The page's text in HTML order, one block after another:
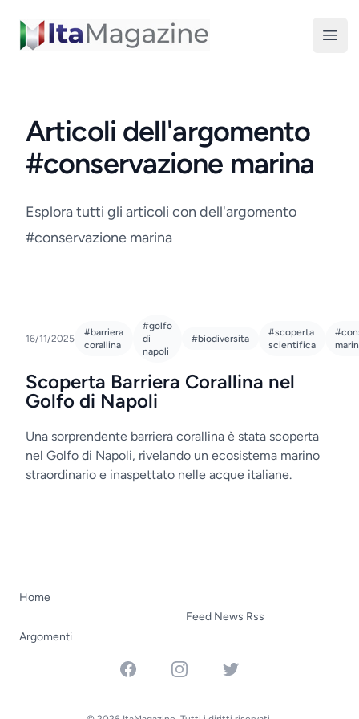
ItaMagazine
Articoli dell'argomento
#conservazione marina
Esplora tutti gli articoli con dell'argomento
#conservazione marina
16/11/2025
#barriera
corallina
#golfo
di
napoli
#biodiversita
#scoperta
scientifica
Scoperta Barriera Corallina nel
Golfo di Napoli
Una sorprendente barriera corallina è stata scoperta
nel Golfo di Napoli, rivelando un ecosistema marino
straordinario e inaspettato nelle acque italiane.
Home
Argomenti
Feed News Rss
FacebookInstagramTwitter